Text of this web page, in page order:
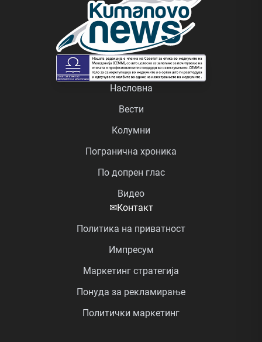
Насловна
Вести
Колумни
Погранична хроника
По допрен глас
Видео
✉Контакт
Политика на приватност
Импресум
Маркетинг стратегија
Понуда за рекламирање
Политички маркетинг